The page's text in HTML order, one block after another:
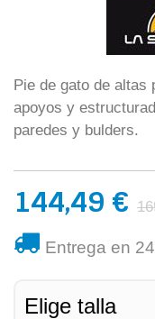
Pie de gato de altas
apoyos y
paredes y bulders.
144,49 €
Entrega en
Elige talla